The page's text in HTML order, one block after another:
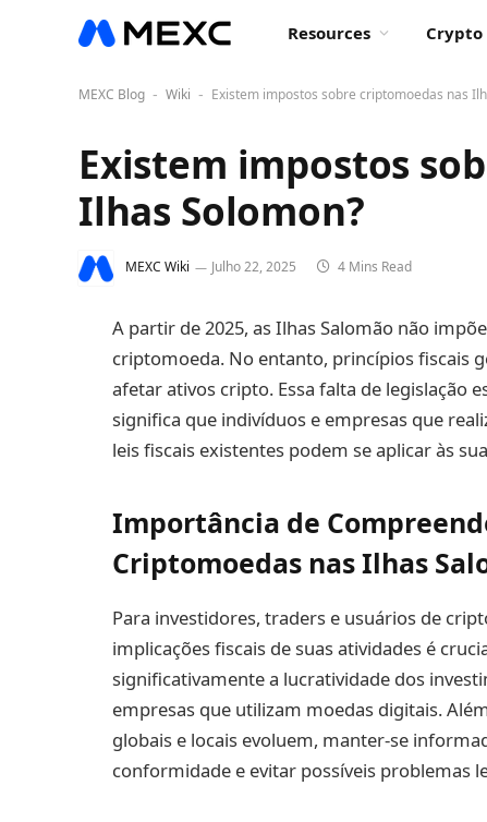
Resources Crypto
MEXC Blog - Wiki - Existem impostos sobre criptomoedas nas
Existem impostos
Ilhas Solomon?
MEXC Wiki Julho 22, 2025 4 Mins Read
A partir de 2025, as Ilhas Salomão não
criptomoeda. No entanto, princípios fiscais
afetar ativos cripto. Essa falta de legislação
significa que indivíduos e empresas que
leis fiscais existentes podem se aplicar às
Importância de
Criptomoedas nas Ilhas
Para investidores, traders e usuários de
implicações fiscais de suas atividades é
significativamente a lucratividade dos
empresas que utilizam moedas digitais.
globais e locais evoluem, manter-se
conformidade e evitar possíveis problemas